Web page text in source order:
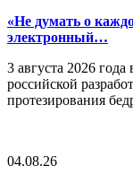
«Не думать о
электронный…
3 августа 2026
российской
протезирования
04.08.26